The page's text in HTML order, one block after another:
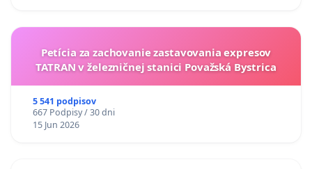
Petícia za zachovanie zastavovania expresov
TATRAN v železničnej stanici Považská Bystrica
5 541 podpisov
667 Podpisy / 30 dni
15 Jun 2026